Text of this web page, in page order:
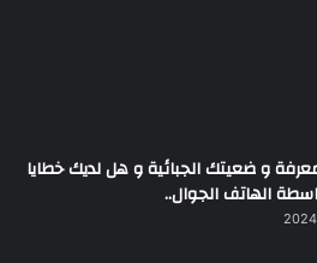
و ضعيتك الجبائية و هل لديك خطايا
الهاتف الجوال..